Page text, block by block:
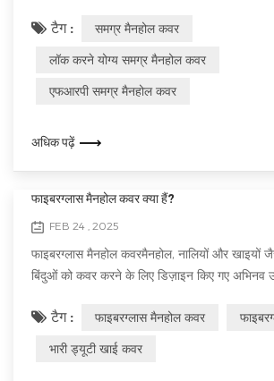
समग्र सामग्रियों में बदलने की योजना बना रहे हैं,
जानने में मदद कर सकते हैं लाभ और मुख्य विशेषताएं 1.
टैग : समग्र मैनहोल कवर
लॉक करने योग्य समग्र मैनहोल कवर
एफआरपी समग्र मैनहोल कवर
अधिक पढ़ें
फाइबरग्लास मैनहोल कवर क्या हैं?
FEB 24 , 2025
फाइबरग्लास मैनहोल कवरमैनहोल, नालियों और खाइयों
बिंदुओं को कवर करने के लिए डिज़ाइन किए गए अभिनव
भार और कठोर वातावरण का सामना करने के लिए
कवर के विपरीत, फाइबरग्लास मैनहोल कवर कई तरह के
जो उन्हें नगरपालिका से लेकर औद्योगिक अनुप्रयोगों तक
टैग : फाइबरग्लास मैनहोल कवर
भारी ड्यूटी खाई कवर